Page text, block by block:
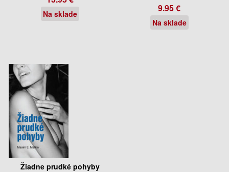
Na sklade 9.95 €
Na sklade
Žiadne prudké pohyby